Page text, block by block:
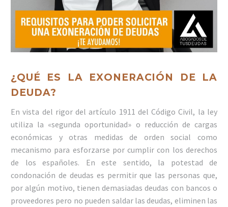
¿QUÉ ES LA EXONERACIÓN DE LA
DEUDA?
En vista del rigor del artículo 1911 del Código Civil, la ley
utiliza la «segunda oportunidad» o reducción de cargas
económicas y otras medidas de orden social como
mecanismo para esforzarse por cumplir con los derechos
de los españoles. En este sentido, la potestad de
condonación de deudas es permitir que las personas que,
por algún motivo, tienen demasiadas deudas con bancos o
proveedores pero no pueden saldar las deudas, eliminen las